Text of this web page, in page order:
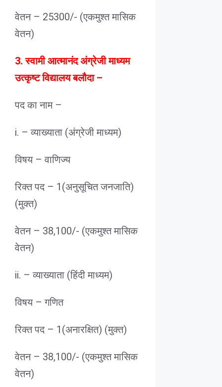
वेतन – 25300/- (एकमुश्त मासिक
वेतन)
3. स्वामी आत्मानंद अंग्रेजी माध्यम
उत्कृष्ट विद्यालय बलौदा –
पद का नाम –
i. – व्याख्याता (अंग्रेजी माध्यम)
विषय – वाणिज्य
रिक्त पद – 1(अनुसूचित जनजाति)
(मुक्त)
वेतन – 38,100/- (एकमुश्त मासिक
वेतन)
ii. – व्याख्याता (हिंदी माध्यम)
विषय – गणित
रिक्त पद – 1(अनारक्षित) (मुक्त)
वेतन – 38,100/- (एकमुश्त मासिक
वेतन)